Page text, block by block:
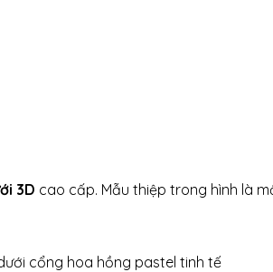
3D cao cấp. Mẫu thiệp trong hình là
cổng hoa hồng pastel tinh tế